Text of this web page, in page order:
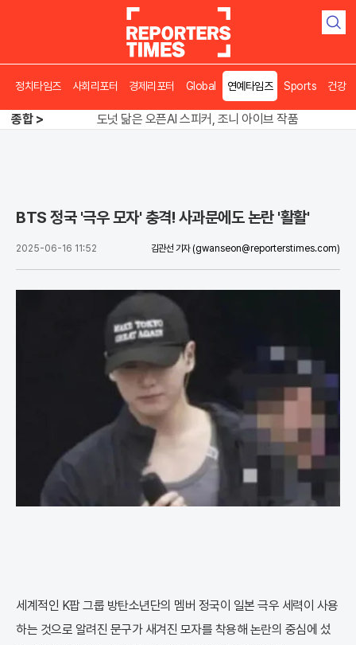
검
정치타임즈 사회리포터 경제리포터 Global 연예타임즈 Sports 건강
종합 >
송영길 인천서 반전 노려, 2주차 경선 요동
도넛 닮은 오픈AI 스피커, 조니 아이브 작품
BTS 정국 '극우 모자' 충격! 사과문에도 논란 '활활'
2025-06-16 11:52 김관선 기자 (gwanseon@reporterstimes.com)
세계적인 K팝 그룹 방탄소년단의 멤버 정국이 일본 극우 세력이 사용
하는 것으로 알려진 문구가 새겨진 모자를 착용해 논란의 중심에 섰